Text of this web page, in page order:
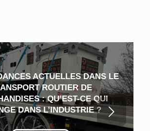
ACTUELLES DANS LE
ROUTIER DE
: QU’EST-CE QUI
DANS L’INDUSTRIE ?
Suivant